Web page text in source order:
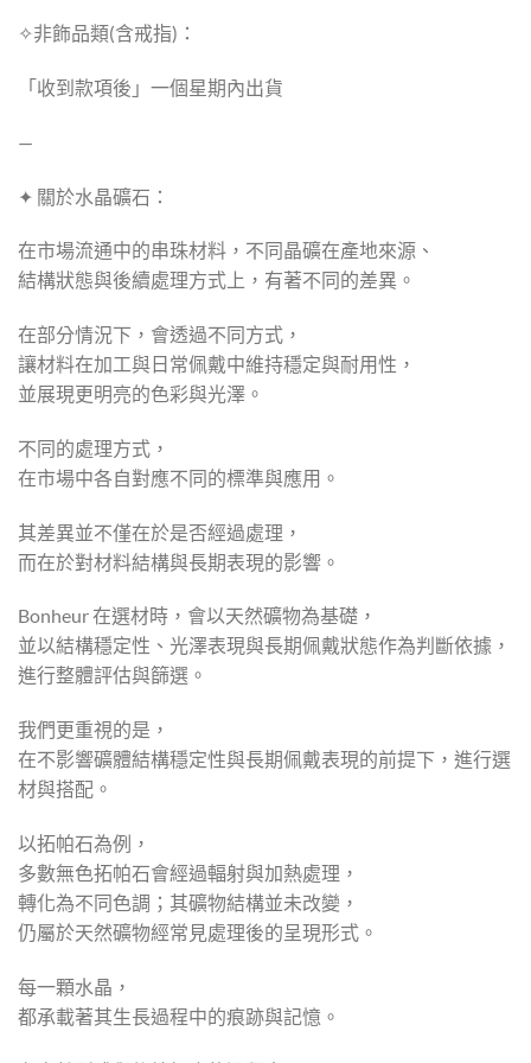
✧非飾品類(含戒指)：
「收到款項後」一個星期內出貨
—
✦ 關於水晶礦石：
在市場流通中的串珠材料，不同晶礦在產地來源、
結構狀態與後續處理方式上，有著不同的差異。
在部分情況下，會透過不同方式，
讓材料在加工與日常佩戴中維持穩定與耐用性，
並展現更明亮的色彩與光澤。
不同的處理方式，
在市場中各自對應不同的標準與應用。
其差異並不僅在於是否經過處理，
而在於對材料結構與長期表現的影響。
Bonheur 在選材時，會以天然礦物為基礎，
並以結構穩定性、光澤表現與長期佩戴狀態作為判斷依據，
進行整體評估與篩選。
我們更重視的是，
在不影響礦體結構穩定性與長期佩戴表現的前提下，進行選
材與搭配。
以拓帕石為例，
多數無色拓帕石會經過輻射與加熱處理，
轉化為不同色調；其礦物結構並未改變，
仍屬於天然礦物經常見處理後的呈現形式。
每一顆水晶，
都承載著其生長過程中的痕跡與記憶。